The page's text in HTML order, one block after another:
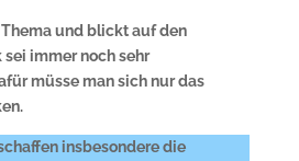
und blickt auf den
sei immer noch sehr
müsse man sich nur das
insbesondere die